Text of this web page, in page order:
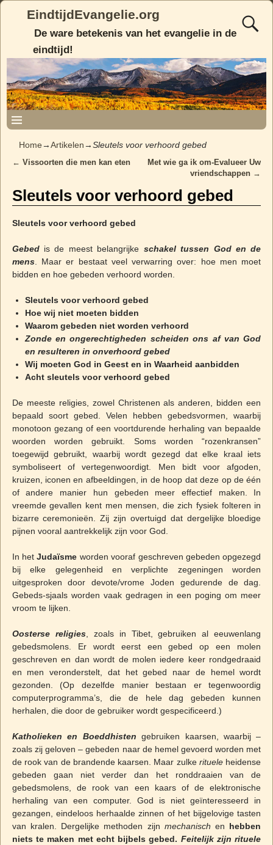
EindtijdEvangelie.org
De ware betekenis van het evangelie in de
eindtijd!
Home→Artikelen→Sleutels voor verhoord gebed
← Vissoorten die men kan eten
Met wie ga ik om-Evalueer Uw
vriendschappen →
Sleutels voor verhoord gebed
Sleutels voor verhoord gebed
Gebedis de meest belangrijke schakel tussen God en de
mens. Maar er bestaat veel verwarring over: hoe men moet
bidden en hoe gebeden verhoord worden.
Sleutels voor verhoord gebed
Hoe wij niet moeten bidden
Waarom gebeden niet worden verhoord
Zonde en ongerechtigheden scheiden ons af van God
en resulteren in onverhoord gebed
Wij moeten God in Geest en in Waarheid aanbidden
Acht sleutels voor verhoord gebed
De meeste religies, zowel Christenen als anderen, bidden een
bepaald soort gebed. Velen hebben gebedsvormen, waarbij
monotoon gezang of een voortdurende herhaling van bepaalde
woorden worden gebruikt. Soms worden “rozenkransen”
toegewijd gebruikt, waarbij wordt gezegd dat elke kraal iets
symboliseert of vertegenwoordigt. Men bidt voor afgoden,
kruizen, iconen en afbeeldingen, in de hoop dat deze op de één
of andere manier hun gebeden meer effectief maken. In
vreemde gevallen kent men mensen, die zich fysiek folteren in
bizarre ceremonieën. Zij zijn overtuigd dat dergelijke bloedige
pijnen vooral aantrekkelijk zijn voor God.
In hetJudaïsme worden vooraf geschreven gebeden opgezegd
bij elke gelegenheid en verplichte zegeningen worden
uitgesproken door devote/vrome Joden gedurende de dag.
Gebeds-sjaals worden vaak gedragen in een poging om meer
vroom te lijken.
Oosterse religies, zoals in Tibet, gebruiken al eeuwenlang
gebedsmolens. Er wordt eerst een gebed op een molen
geschreven en dan wordt de molen iedere keer rondgedraaid
en men veronderstelt, dat het gebed naar de hemel wordt
gezonden. (Op dezelfde manier bestaan er tegenwoordig
computerprogramma’s, die de hele dag gebeden kunnen
herhalen, die door de gebruiker wordt gespecificeerd.)
Katholieken en Boeddhisten gebruiken kaarsen, waarbij –
zoals zij geloven – gebeden naar de hemel gevoerd worden met
de rook van de brandende kaarsen. Maar zulkerituele heidense
gebeden gaan niet verder dan het ronddraaien van de
gebedsmolens, de rook van een kaars of de elektronische
herhaling van een computer. God is niet geïnteresseerd in
gezangen, eindeloos herhaalde zinnen of het bijgelovige tasten
van kralen. Dergelijke methoden zijn mechanisch en hebben
niets te maken met echt bijbels gebed. Feitelijk zijn rituele